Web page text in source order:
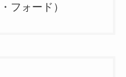
フォード）